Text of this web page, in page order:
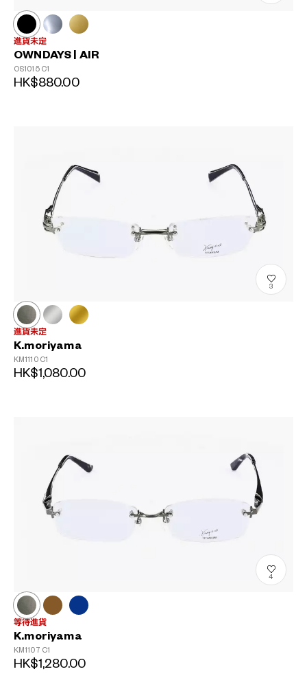
進貨未定
OWNDAYS | AIR
OS1015 C1
HK$880.00
3
進貨未定
K.moriyama
KM1110 C1
HK$1,080.00
4
等待進貨
K.moriyama
KM1107 C1
HK$1,280.00